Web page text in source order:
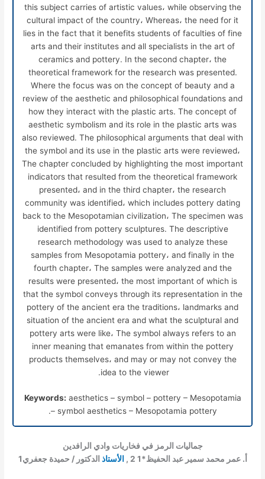
this subject carries of artistic values، while observing the
cultural impact of the country، Whereas، the need for it
lies in the fact that it benefits students of faculties of fine
arts and their institutes and all specialists in the art of
ceramics and pottery. In the second chapter، the
theoretical framework for the research was presented.
Where the focus was on the concept of beauty and a
review of the aesthetic and philosophical foundations and
how they interact with the plastic arts. The concept of
aesthetic symbolism and its role in the plastic arts was
also reviewed. The philosophical arguments that deal with
the symbol and its use in the plastic arts were reviewed،
The chapter concluded by highlighting the most important
indicators that resulted from the theoretical framework
presented، and in the third chapter، the research
community was identified، which includes pottery dating
back to the Mesopotamian civilization، The specimen was
identified from pottery sculptures. The descriptive
research methodology was used to analyze these
samples from Mesopotamia pottery، and finally in the
fourth chapter، The samples were analyzed and the
results were presented، the most important of which is
that the symbol conveys through its representation in the
pottery of the ancient era the traditions، landmarks and
situation of the ancient era and what the sculptural and
pottery arts were like، The symbol always refers to an
inner meaning that emanates from within the pottery
products themselves، and may or may not convey the
idea to the viewer.
Keywords: aesthetics – symbol – pottery – Mesopotamia
– symbol aesthetics – Mesopotamia pottery.
جماليات الرمز في فخاريات وادي الرافدين
أ. عمر محمد سمير عبد الحفيظ*1 2
, الأستاذ الدكتور / حميدة جعفري1